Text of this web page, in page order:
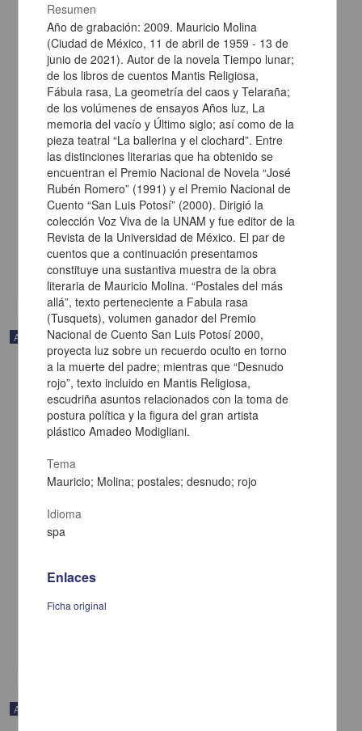
En voz de Xavier Velasco
Velasco, Xavier - Coordinación de Difusión Cultural, UNAM
2023-05-11
Artes y Humanidades
Audio
En voz de Rafael Cadenas
2023-04-25
Audio
Resumen
Año de grabación: 2009. Mauricio Molina
(Ciudad de México, 11 de abril de 1959 - 13 de
junio de 2021). Autor de la novela Tiempo lunar;
de los libros de cuentos Mantis Religiosa,
Fábula rasa, La geometría del caos y Telaraña;
de los volúmenes de ensayos Años luz, La
memoria del vacío y Último siglo; así como de la
pieza teatral “La ballerina y el clochard”. Entre
las distinciones literarias que ha obtenido se
encuentran el Premio Nacional de Novela “José
Rubén Romero” (1991) y el Premio Nacional de
Cuento “San Luis Potosí” (2000). Dirigió la
colección Voz Viva de la UNAM y fue editor de la
Revista de la Universidad de México. El par de
cuentos que a continuación presentamos
constituye una sustantiva muestra de la obra
literaria de Mauricio Molina. “Postales del más
allá”, texto perteneciente a Fabula rasa
(Tusquets), volumen ganador del Premio
Nacional de Cuento San Luis Potosí 2000,
proyecta luz sobre un recuerdo oculto en torno
a la muerte del padre; mientras que “Desnudo
rojo”, texto incluido en Mantis Religiosa,
escudriña asuntos relacionados con la toma de
postura política y la figura del gran artista
plástico Amadeo Modigliani.
Tema
Mauricio; Molina; postales; desnudo; rojo
Idioma
spa
Enlaces
Ficha original